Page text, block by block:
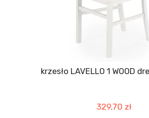
krzesło LAVELLO 1 WOOD
329,70 zł